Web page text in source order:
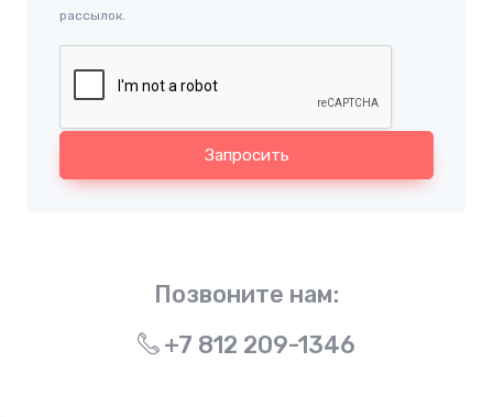
рассылок.
Запросить
Позвоните нам:
+7 812 209-1346